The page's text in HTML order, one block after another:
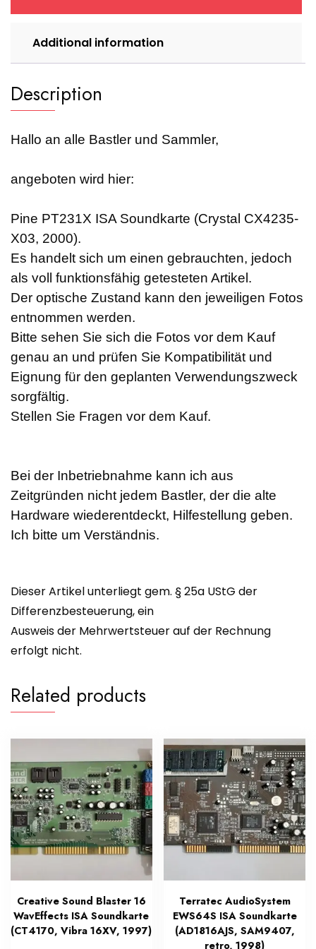
Additional information
Description
Hallo an alle Bastler und Sammler,
angeboten wird hier:
Pine PT231X ISA Soundkarte (Crystal CX4235-
X03, 2000).
Es handelt sich um einen gebrauchten, jedoch
als voll funktionsfähig getesteten Artikel.
Der optische Zustand kann den jeweiligen Fotos
entnommen werden.
Bitte sehen Sie sich die Fotos vor dem Kauf
genau an und prüfen Sie Kompatibilität und
Eignung für den geplanten Verwendungszweck
sorgfältig.
Stellen Sie Fragen vor dem Kauf.
Bei der Inbetriebnahme kann ich aus
Zeitgründen nicht jedem Bastler, der die alte
Hardware wiederentdeckt, Hilfestellung geben.
Ich bitte um Verständnis.
Dieser Artikel unterliegt gem. § 25a UStG der
Differenzbesteuerung, ein
Ausweis der Mehrwertsteuer auf der Rechnung
erfolgt nicht.
Related products
Creative Sound Blaster 16
WavEffects ISA Soundkarte
(CT4170, Vibra 16XV, 1997)
Terratec AudioSystem
EWS64S ISA Soundkarte
(AD1816AJS, SAM9407,
retro, 1998)